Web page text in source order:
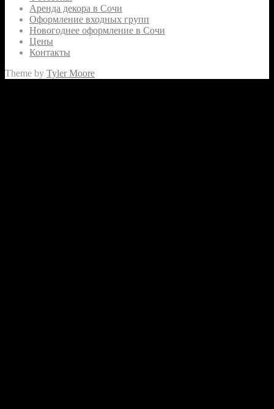
Аренда декора в Сочи
Оформление входных групп
Новогоднее оформление в Сочи
Цены
Контакты
Theme by Tyler Moore